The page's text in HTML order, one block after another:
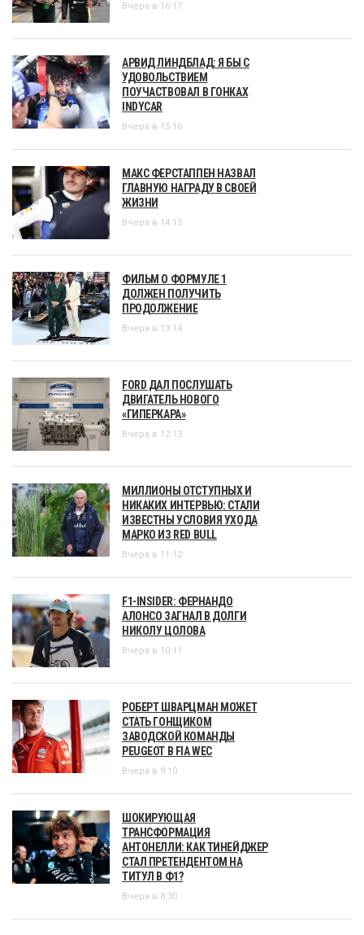
Вчера в 16:17
АРВИД ЛИНДБЛАД: Я БЫ С
УДОВОЛЬСТВИЕМ
ПОУЧАСТВОВАЛ В ГОНКАХ
INDYCAR
Вчера в 15:16
МАКС ФЕРСТАППЕН НАЗВАЛ
ГЛАВНУЮ НАГРАДУ В СВОЕЙ
ЖИЗНИ
Вчера в 14:15
ФИЛЬМ О ФОРМУЛЕ 1
ДОЛЖЕН ПОЛУЧИТЬ
ПРОДОЛЖЕНИЕ
Вчера в 13:14
FORD ДАЛ ПОСЛУШАТЬ
ДВИГАТЕЛЬ НОВОГО
«ГИПЕРКАРА»
Вчера в 12:13
МИЛЛИОНЫ ОТСТУПНЫХ И
НИКАКИХ ИНТЕРВЬЮ: СТАЛИ
ИЗВЕСТНЫ УСЛОВИЯ УХОДА
МАРКО ИЗ RED BULL
Вчера в 11:12
F1-INSIDER: ФЕРНАНДО
АЛОНСО ЗАГНАЛ В ДОЛГИ
НИКОЛУ ЦОЛОВА
Вчера в 10:11
РОБЕРТ ШВАРЦМАН МОЖЕТ
СТАТЬ ГОНЩИКОМ
ЗАВОДСКОЙ КОМАНДЫ
PEUGEOT В FIA WEC
Вчера в 9:10
ШОКИРУЮЩАЯ
ТРАНСФОРМАЦИЯ
АНТОНЕЛЛИ: КАК ТИНЕЙДЖЕР
СТАЛ ПРЕТЕНДЕНТОМ НА
ТИТУЛ В Ф1?
Вчера в 8:30